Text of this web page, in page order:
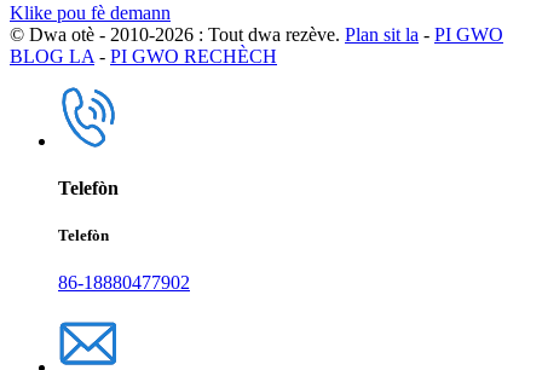
Klike pou fè demann
© Dwa otè - 2010-2026 : Tout dwa rezève. Plan sit la - PI GWO
BLOG LA - PI GWO RECHÈCH
Telefòn
Telefòn
86-18880477902